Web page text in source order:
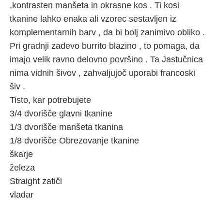
,kontrasten manšeta in okrasne kos . Ti kosi
tkanine lahko enaka ali vzorec sestavljen iz
komplementarnih barv , da bi bolj zanimivo obliko .
Pri gradnji zadevo burrito blazino , to pomaga, da
imajo velik ravno delovno površino . Ta Jastučnica
nima vidnih šivov , zahvaljujoč uporabi francoski
šiv .
Tisto, kar potrebujete
3/4 dvorišče glavni tkanine
1/3 dvorišče manšeta tkanina
1/8 dvorišče Obrezovanje tkanine
škarje
železa
Straight zatiči
vladar